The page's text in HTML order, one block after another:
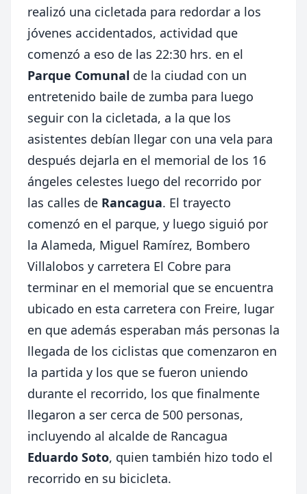
realizó una cicletada para redordar a los
jóvenes accidentados, actividad que
comenzó a eso de las 22:30 hrs. en el
Parque Comunal de la ciudad con un
entretenido baile de zumba para luego
seguir con la cicletada, a la que los
asistentes debían llegar con una vela para
después dejarla en el memorial de los 16
ángeles celestes luego del recorrido por
las calles de Rancagua. El trayecto
comenzó en el parque, y luego siguió por
la Alameda, Miguel Ramírez, Bombero
Villalobos y carretera El Cobre para
terminar en el memorial que se encuentra
ubicado en esta carretera con Freire, lugar
en que además esperaban más personas la
llegada de los ciclistas que comenzaron en
la partida y los que se fueron uniendo
durante el recorrido, los que finalmente
llegaron a ser cerca de 500 personas,
incluyendo al alcalde de Rancagua
Eduardo Soto, quien también hizo todo el
recorrido en su bicicleta.